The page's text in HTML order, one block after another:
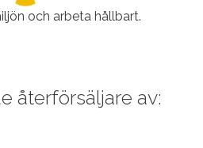
och arbeta hållbart.
återförsäljare av: